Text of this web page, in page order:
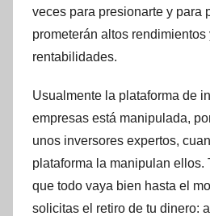
veces para presionarte y para
prometerán altos rendimientos
rentabilidades.
Usualmente la plataforma de
empresas está manipulada,
unos inversores expertos,
plataforma la manipulan ellos.
que todo vaya bien hasta el
solicitas el retiro de tu dinero: